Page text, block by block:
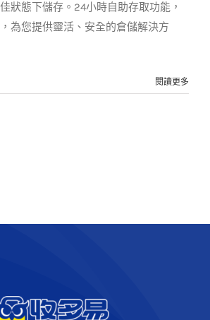
狀態下儲存。24小時自助存取功能，
為您提供靈活、安全的倉儲解決方
閱讀更多